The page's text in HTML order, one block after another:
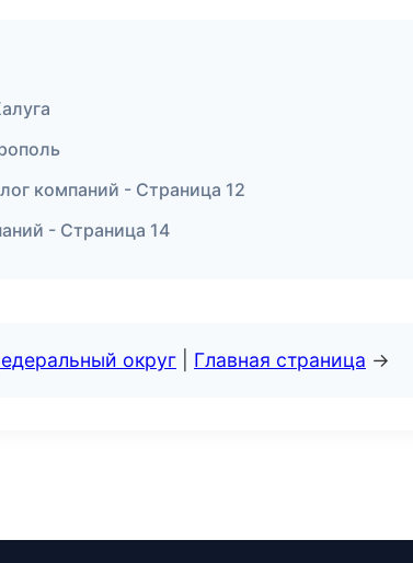
компаний - Страница 12
- Страница 14
округ Главная страница →